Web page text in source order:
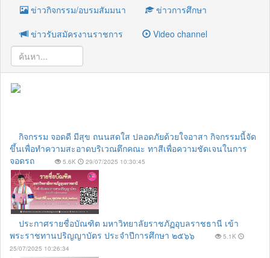
ข่าวกิจกรรม/อบรมสัมมนา
ข่าวการศึกษา
ข่าวรับสมัครงานราชการ
Video channel
กิจกรรม จอดดี มีสุข ถนนสดใส ปลอดภัยด้วยใจอาสา กิจกรรมนี้จัด
ขึ้นเพื่อทำความสะอาดบริเวณตึกคณะ ทาสีเพื่อความชัดเจนในการ
จอดรถ
5.6K 29/07/2025 10:30:45
ประกาศรายชื่อบัณฑิต มหาวิทยาลัยราชภัฏอุบลราชธานี เข้า
พระราชทานปริญญาบัตร ประจำปีการศึกษา ๒๕๖๖
5.1K
25/07/2025 10:26:34